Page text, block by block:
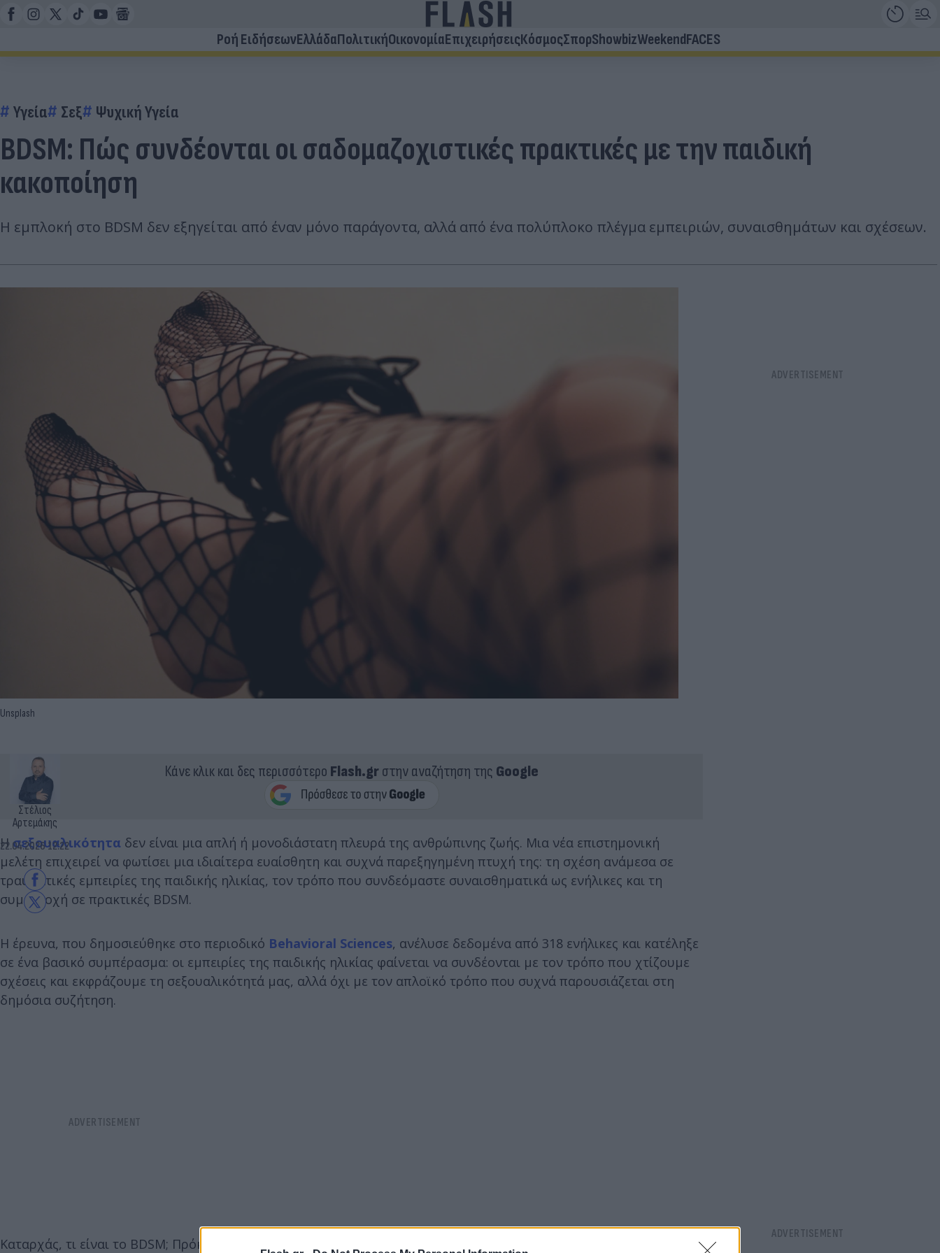
Ροή ΕιδήσεωνΕλλάδαΠολιτικήΟικονομίαΕπιχειρήσειςΚόσμοςΣπορShowbizWeekendFACES
Υγεία Σεξ Ψυχική Υγεία
BDSM: Πώς συνδέονται οι σαδομαζοχιστικές πρακτικές με την παιδική
κακοποίηση
Η εμπλοκή στο BDSM δεν εξηγείται από έναν μόνο παράγοντα, αλλά από ένα πολύπλοκο πλέγμα εμπειριών, συναισθημάτων και σχέσεων.
Unsplash
Στέλιος
Αρτεμάκης
22.04.2026 12:22
Κάνε κλικ και δες περισσότερο Flash.grστην αναζήτηση της Google
Η σεξουαλικότητα δεν είναι μια απλή ή μονοδιάστατη πλευρά της ανθρώπινης ζωής. Μια νέα επιστημονική
μελέτη επιχειρεί να φωτίσει μια ιδιαίτερα ευαίσθητη και συχνά παρεξηγημένη πτυχή της: τη σχέση ανάμεσα σε
τραυματικές εμπειρίες της παιδικής ηλικίας, τον τρόπο που συνδεόμαστε συναισθηματικά ως ενήλικες και τη
συμμετοχή σε πρακτικές BDSM.
Η έρευνα, που δημοσιεύθηκε στο περιοδικό Behavioral Sciences, ανέλυσε δεδομένα από 318 ενήλικες και κατέληξε
σε ένα βασικό συμπέρασμα: οι εμπειρίες της παιδικής ηλικίας φαίνεται να συνδέονται με τον τρόπο που χτίζουμε
σχέσεις και εκφράζουμε τη σεξουαλικότητά μας, αλλά όχι με τον απλοϊκό τρόπο που συχνά παρουσιάζεται στη
δημόσια συζήτηση.
Καταρχάς, τι είναι το BDSM; Πρόκειται για έναν όρο-ομπρέλα που περιλαμβάνει πρακτικές όπως ακινητοποίηση με